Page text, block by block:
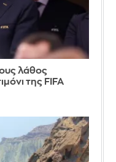
λάθος
της FIFA